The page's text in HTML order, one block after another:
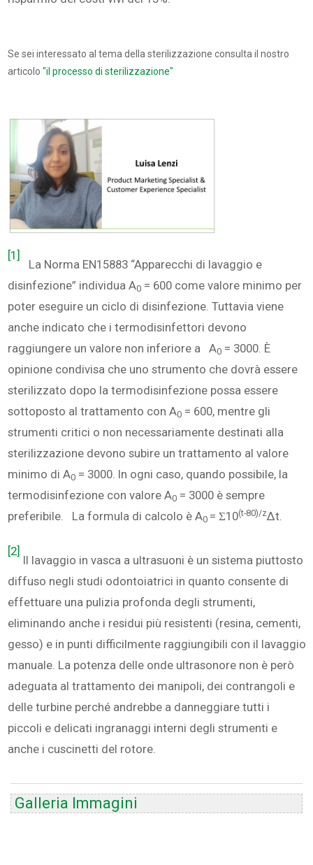
Se sei interessato al tema della sterilizzazione consulta il nostro
articolo "il processo di sterilizzazione"
[1]
La Norma EN15883 “Apparecchi di lavaggio e
disinfezione” individua A0= 600 come valore minimo per
poter eseguire un ciclo di disinfezione. Tuttavia viene
anche indicato che i termodisinfettori devono
raggiungere un valore non inferiore a A0= 3000. È
opinione condivisa che uno strumento che dovrà essere
sterilizzato dopo la termodisinfezione possa essere
sottoposto al trattamento con A0= 600, mentre gli
strumenti critici o non necessariamente destinati alla
sterilizzazione devono subire un trattamento al valore
minimo di A0= 3000. In ogni caso, quando possibile, la
termodisinfezione con valore A0= 3000 è sempre
preferibile. La formula di calcolo è A0 = Ʃ10(t-80)/zΔt.
[2]
Il lavaggio in vasca a ultrasuoni è un sistema piuttosto
diffuso negli studi odontoiatrici in quanto consente di
effettuare una pulizia profonda degli strumenti,
eliminando anche i residui più resistenti (resina, cementi,
gesso) e in punti difficilmente raggiungibili con il lavaggio
manuale. La potenza delle onde ultrasonore non è però
adeguata al trattamento dei manipoli, dei contrangoli e
delle turbine perché andrebbe a danneggiare tutti i
piccoli e delicati ingranaggi interni degli strumenti e
anche i cuscinetti del rotore.
Galleria Immagini